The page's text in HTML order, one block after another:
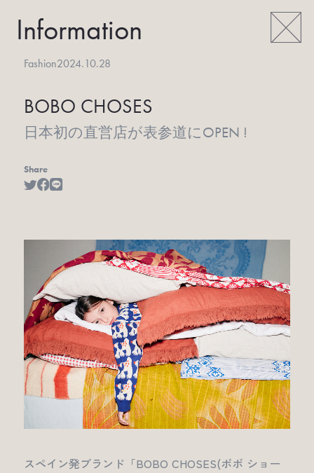
Information
Fashion2024.10.28
BOBO CHOSES
日本初の直営店が表参道にOPEN !
Share
スペイン発ブランド「BOBO CHOSES(ボボ ショー